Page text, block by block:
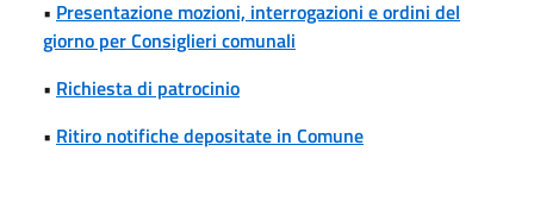
• Presentazione mozioni, interrogazioni e ordini del
giorno per Consiglieri comunali
• Richiesta di patrocinio
• Ritiro notifiche depositate in Comune